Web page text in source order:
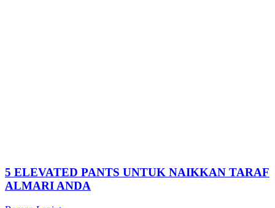
5 ELEVATED PANTS UNTUK NAIKKAN TARAF
ALMARI ANDA